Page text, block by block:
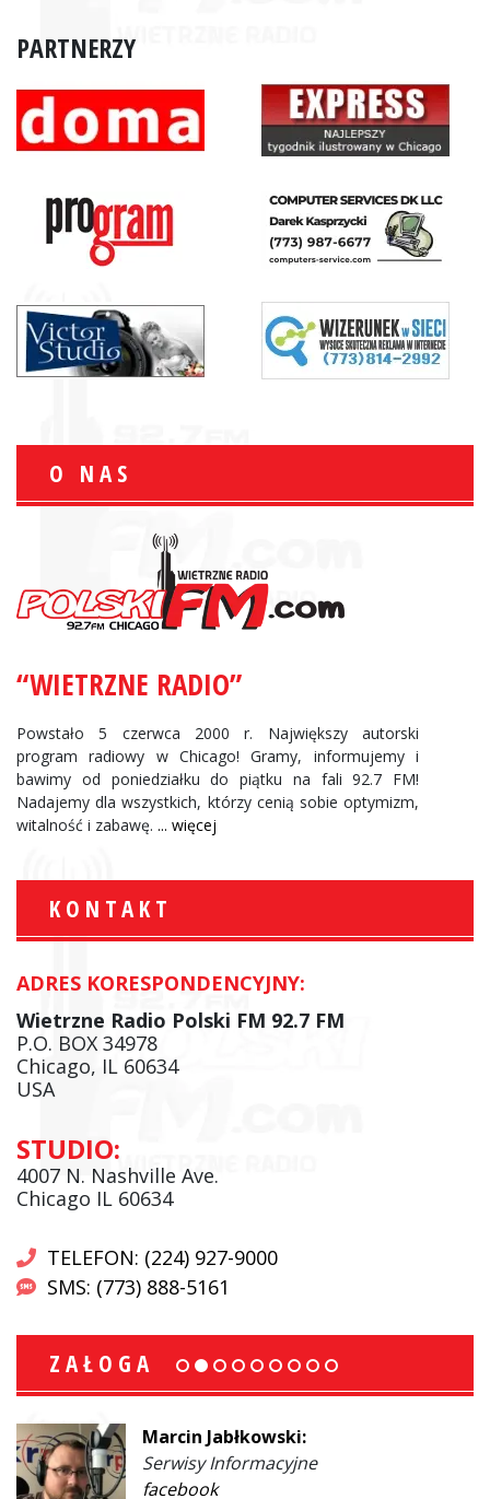
PARTNERZY
O NAS
“WIETRZNE RADIO”
Powstało 5 czerwca 2000 r. Największy autorski
program radiowy w Chicago! Gramy, informujemy i
bawimy od poniedziałku do piątku na fali 92.7 FM!
Nadajemy dla wszystkich, którzy cenią sobie optymizm,
witalność i zabawę. ... więcej
KONTAKT
ADRES KORESPONDENCYJNY:
Wietrzne Radio Polski FM 92.7 FM
P.O. BOX 34978
Chicago, IL 60634
USA
STUDIO:
4007 N. Nashville Ave.
Chicago IL 60634
TELEFON: (224) 927-9000
SMS: (773) 888-5161
ZAŁOGA
Marcin Jabłkowski:
Serwisy Informacyjne
facebook